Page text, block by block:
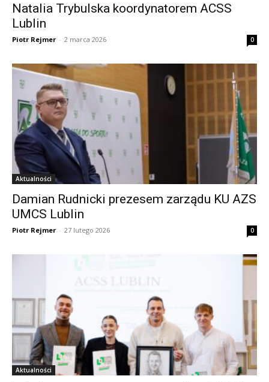
Natalia Trybulska koordynatorem ACSS
Lublin
Piotr Rejmer - 2 marca 2026 0
Aktualności
Damian Rudnicki prezesem zarządu KU AZS
UMCS Lublin
Piotr Rejmer - 27 lutego 2026 0
Aktualności